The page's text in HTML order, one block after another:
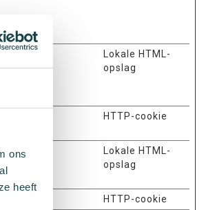
ons
heeft
Lokale HTML-
opslag
HTTP-cookie
Lokale HTML-
opslag
HTTP-cookie